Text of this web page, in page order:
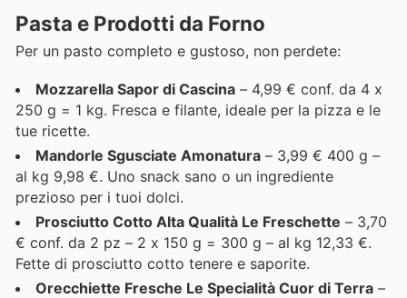
Pasta e Prodotti da Forno
Per un pasto completo e gustoso, non perdete:
Mozzarella Sapor di Cascina – 4,99 € conf. da 4 x
250 g = 1 kg. Fresca e filante, ideale per la pizza e le
tue ricette.
Mandorle Sgusciate Amonatura – 3,99 € 400 g –
al kg 9,98 €. Uno snack sano o un ingrediente
prezioso per i tuoi dolci.
Prosciutto Cotto Alta Qualità Le Freschette – 3,70
€ conf. da 2 pz – 2 x 150 g = 300 g – al kg 12,33 €.
Fette di prosciutto cotto tenere e saporite.
Orecchiette Fresche Le Specialità Cuor di Terra –